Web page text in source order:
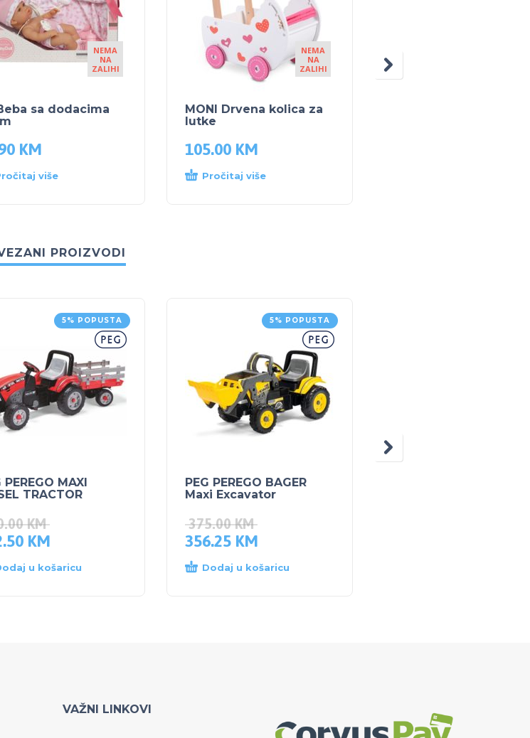
NEMA
NA
ZALIHI
sa dodacima
KM
više
NEMA
NA
ZALIHI
MONI Drvena kolica za
lutke
105.00 KM
Pročitaj više
PROIZVODI
5% POPUSTA
PEREGO MAXI
TRACTOR
KM
KM
u košaricu
5% POPUSTA
PEG PEREGO BAGER
Maxi Excavator
375.00KM
356.25 KM
Dodaj u košaricu
VAŽNI LINKOVI